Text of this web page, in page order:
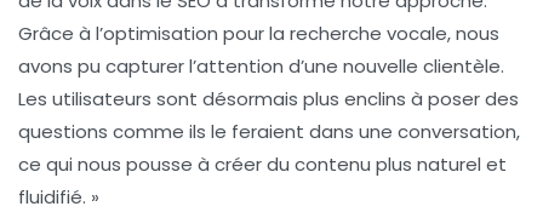
Grâce à l’optimisation pour la recherche vocale, nous
avons pu capturer l’attention d’une nouvelle clientèle.
Les utilisateurs sont désormais plus enclins à poser des
questions comme ils le feraient dans une conversation,
ce qui nous pousse à créer du contenu plus naturel et
fluidifié. »